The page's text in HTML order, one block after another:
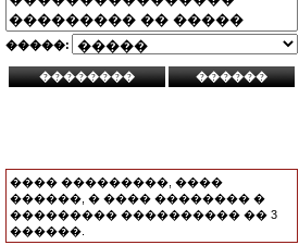
�����:
���� ���������, ����
������, � ���� �������� �
��������� ���������� �� 3
������.